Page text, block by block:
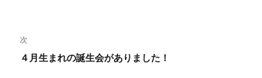
ゲ
ー
次
次
４月生まれの誕生会がありました！